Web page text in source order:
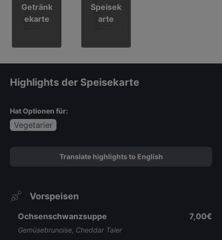
Getränk
ekarte
Speisek
arte
Highlights der Speisekarte
Hat Optionen für:
Vegetarier
Translate highlights to English
Vorspeisen
Ochsenschwanzsuppe
Gemüsebrunoise, Cheddar Taler
7,00€